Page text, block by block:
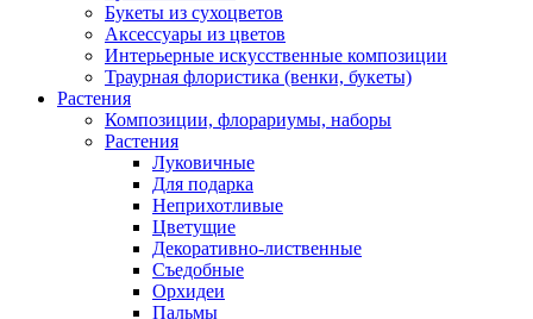
Букеты из сухоцветов
Аксессуары из цветов
Интерьерные искусственные композиции
Траурная флористика (венки, букеты)
Растения
Композиции, флорариумы, наборы
Растения
Луковичные
Для подарка
Неприхотливые
Цветущие
Декоративно-лиственные
Съедобные
Орхидеи
Пальмы